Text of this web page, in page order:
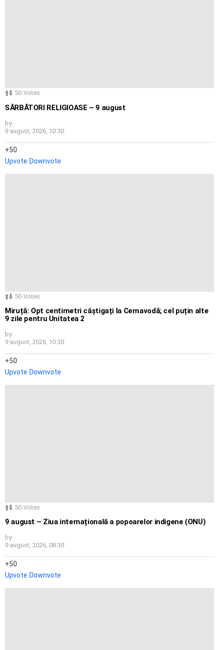
50 Votes
SĂRBĂTORI RELIGIOASE – 9 august
by
9 august, 2026, 10:30
50
Upvote Downvote
50 Votes
Miruță: Opt centimetri câștigați la Cernavodă; cel puțin alte
9 zile pentru Unitatea 2
by
9 august, 2026, 10:30
50
Upvote Downvote
50 Votes
9 august – Ziua internațională a popoarelor indigene (ONU)
by
9 august, 2026, 08:30
50
Upvote Downvote